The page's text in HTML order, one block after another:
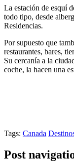
La estación de esquí
todo tipo, desde
Residencias.
Por supuesto que
restaurantes, bares,
Su cercanía a la
coche, la hacen una
Tags: Canada
Post